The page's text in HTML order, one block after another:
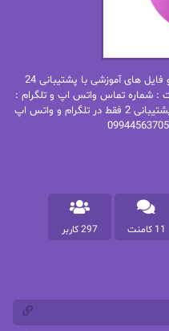
فرخی
فرهمند
پرستو اسحقی
پرهام رسولی
پروانه محمدی
سایت اخودان مرجع کامل رمان و کتاب و فایل های آموزشی با پشتیبانی 24
: شماره تماس واتس اپ و تلگرام :
عباس علی میرزائی 09221706572 شماره پشتیبانی 2 فقط در تلگرام و واتس اپ
11 کامنت 297 کاربر